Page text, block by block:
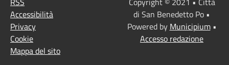
Accessibilità
Privacy
Cookie
Mappa del sito
di San Benedetto Po •
Powered by Municipium•
Accesso redazione